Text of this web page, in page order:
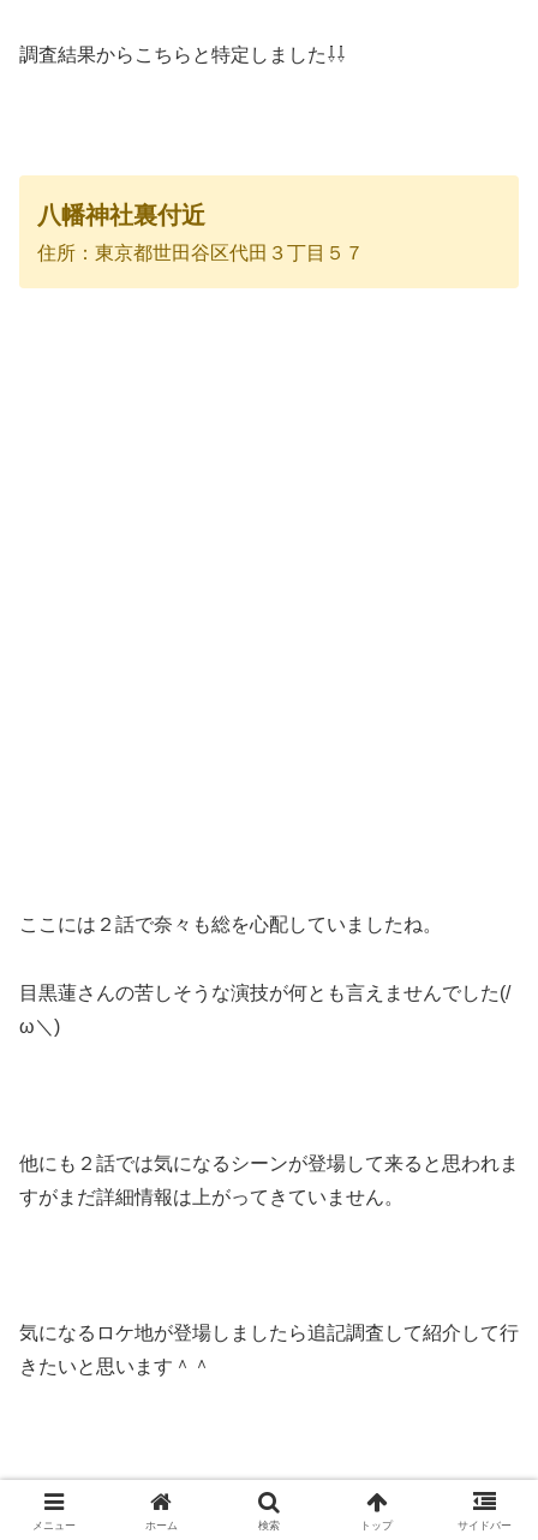
調査結果からこちらと特定しました⇩⇩
八幡神社裏付近
住所：東京都世田谷区代田３丁目５７
ここには２話で奈々も総を心配していましたね。
目黒蓮さんの苦しそうな演技が何とも言えませんでした(/
ω＼)
他にも２話では気になるシーンが登場して来ると思われま
すがまだ詳細情報は上がってきていません。
気になるロケ地が登場しましたら追記調査して紹介して行
きたいと思います＾＾
追記
メニュー ホーム 検索 トップ サイドバー